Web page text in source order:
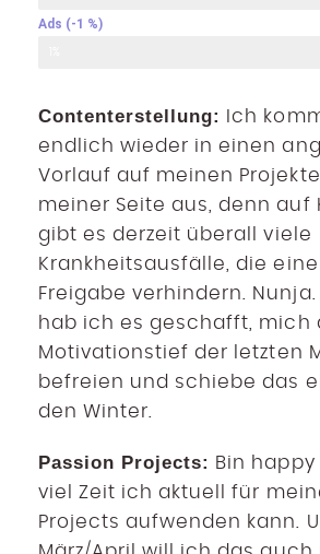
Ads (-1 %)​​
Contenterstellung:
Ich
endlich wieder in einen
Vorlauf auf meinen
meiner Seite aus, denn auf
gibt es derzeit überall viele
Krankheitsausfälle, die
Freigabe verhindern.
hab ich es geschafft, mich
Motivationstief der letzten
befreien und schiebe das
den Winter.
Passion Projects: Bin
viel Zeit ich aktuell für
Projects aufwenden kann.